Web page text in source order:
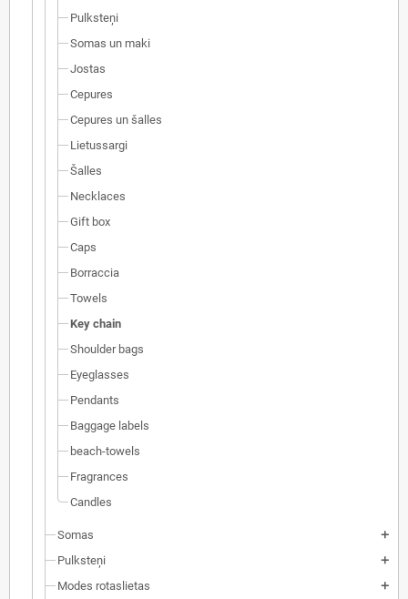
Pulksteņi
Somas un maki
Jostas
Cepures
Cepures un šalles
Lietussargi
Šalles
Necklaces
Gift box
Caps
Borraccia
Towels
Key chain
Shoulder bags
Eyeglasses
Pendants
Baggage labels
beach-towels
Fragrances
Candles
Somas add
Pulksteņi add
Modes rotaslietas add